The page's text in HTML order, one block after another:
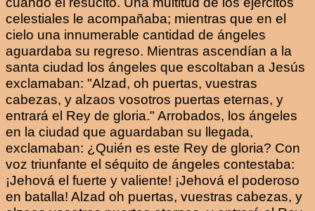
celestiales le acompañaba; mientras que en el
cielo una innumerable cantidad de ángeles
aguardaba su regreso. Mientras ascendían a la
santa ciudad los ángeles que escoltaban a Jesús
exclamaban: "Alzad, oh puertas, vuestras
cabezas, y alzaos vosotros puertas eternas, y
entrará el Rey de gloria." Arrobados, los ángeles
en la ciudad que aguardaban su llegada,
exclamaban: ¿Quién es este Rey de gloria? Con
voz triunfante el séquito de ángeles contestaba:
¡Jehová el fuerte y valiente! ¡Jehová el poderoso
en batalla! Alzad oh puertas, vuestras cabezas, y